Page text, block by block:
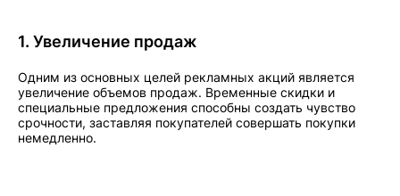
1. Увеличение продаж
Одним из основных целей рекламных акций является
увеличение объемов продаж. Временные скидки и
специальные предложения способны создать чувство
срочности, заставляя покупателей совершать покупки
немедленно.